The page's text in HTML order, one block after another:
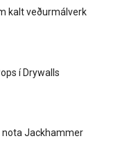
kalt veðurmálverk
í Drywalls
nota Jackhammer